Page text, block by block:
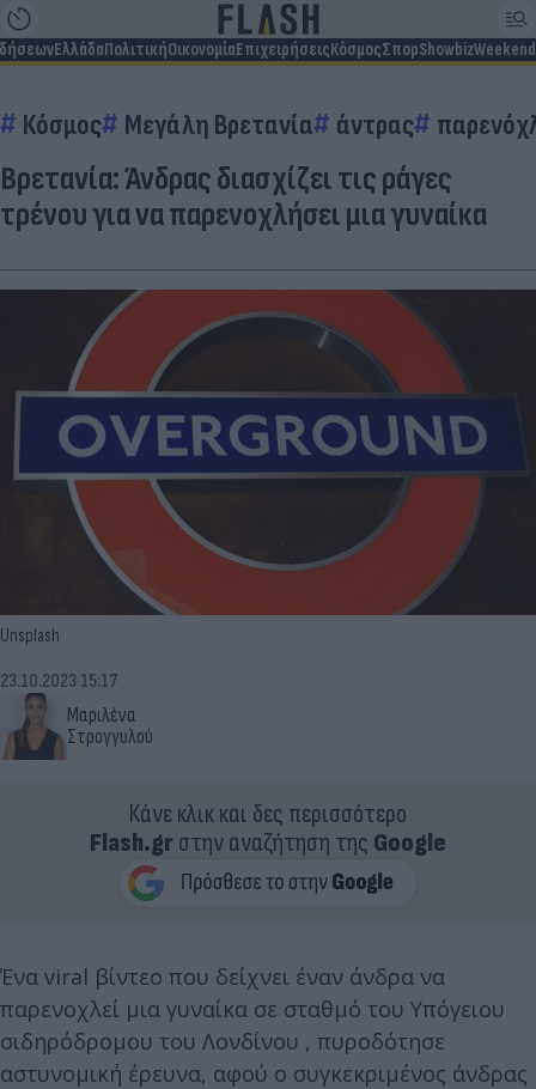
ΕλλάδαΠολιτικήΟικονομίαΕπιχειρήσειςΚόσμοςΣπορShowbizWeekend
Κόσμος Μεγάλη Βρετανία άντρας
Βρετανία: Άνδρας διασχίζει τις ράγες
τρένου για να παρενοχλήσει μια γυναίκα
Unsplash
Μαριλένα
Στρογγυλού
23.10.2023 15:17
Κάνε κλικ και δες περισσότερο
Flash.grστην αναζήτηση της Google
Ένα viral βίντεο που δείχνει έναν άνδρα να
παρενοχλεί μια γυναίκα σε σταθμό του Υπόγειου
σιδηρόδρομου του Λονδίνου , πυροδότησε
αστυνομική έρευνα, αφού ο συγκεκριμένος άνδρας